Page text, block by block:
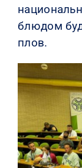
блюдом
плов.